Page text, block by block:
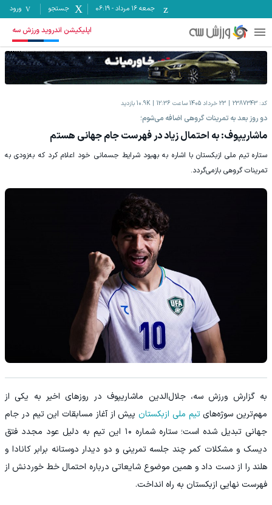
جمعه ۱۶ مرداد -
06:19 جستجو ورود
اپلیکیشن اندروید ورزش سه
کد: 2387343 23 خرداد 1405 ساعت 12:36 10.9K بازدید
دو روز بعد به تمرینات گروهی اضافه می‌شوم؛
ماشاریپوف: به احتمال زیاد در فهرست جام جهانی هستم
ستاره تیم ملی ازبکستان با اشاره به بهبود شرایط جسمانی خود اعلام کرد که به‌زودی به
تمرینات گروهی بازمی‌گردد.
به گزارش ورزش سه، جلال‌الدین ماشاریپوف در روزهای اخیر به یکی از
مهم‌ترین سوژه‌هایتیم ملی ازبکستان پیش از آغاز مسابقات این تیم در جام
جهانی تبدیل شده است؛ ستاره شماره ۱۰ این تیم به دلیل عود مجدد فتق
دیسک و مشکلات کمر چند جلسه تمرینی و دو دیدار دوستانه برابر کانادا و
هلند را از دست داد و همین موضوع شایعاتی درباره احتمال خط خوردنش از
فهرست نهایی ازبکستان به راه انداخت.